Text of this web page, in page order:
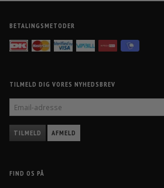
BETALINGSMETODER
TILMELD DIG VORES NYHEDSBREV
ADRESSE
TILMELD AFMELD
FIND OS PÅ